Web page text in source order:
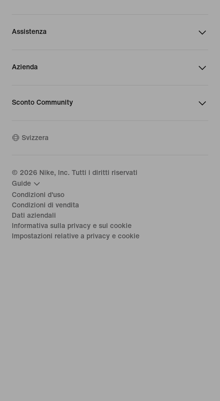
Assistenza
Azienda
Sconto Community
Svizzera
© 2026 Nike, Inc. Tutti i diritti riservati
Guide
Condizioni d'uso
Condizioni di vendita
Dati aziendali
Informativa sulla privacy e sui cookie
Impostazioni relative a privacy e cookie